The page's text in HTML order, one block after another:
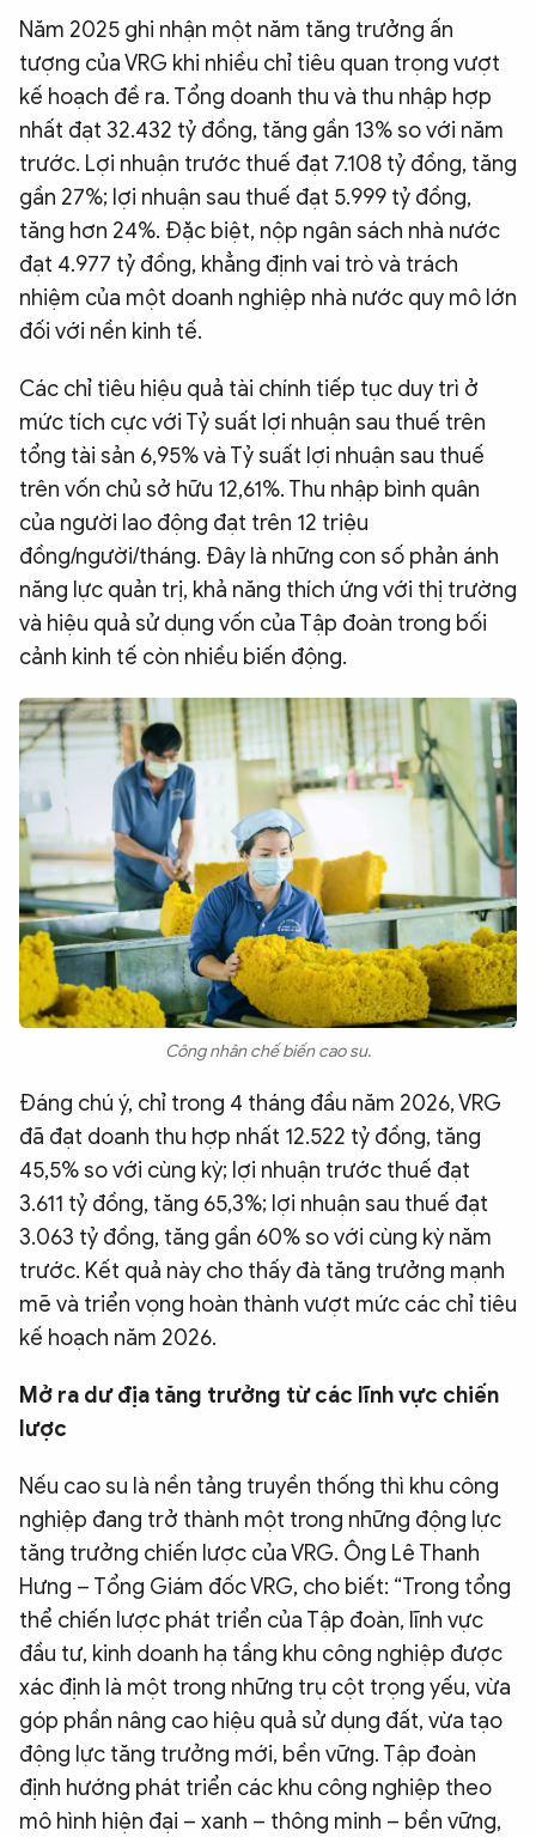
Năm 2025 ghi nhận một năm tăng trưởng ấn
tượng của VRG khi nhiều chỉ tiêu quan trọng vượt
kế hoạch đề ra. Tổng doanh thu và thu nhập hợp
nhất đạt 32.432 tỷ đồng, tăng gần 13% so với năm
trước. Lợi nhuận trước thuế đạt 7.108 tỷ đồng, tăng
gần 27%; lợi nhuận sau thuế đạt 5.999 tỷ đồng,
tăng hơn 24%. Đặc biệt, nộp ngân sách nhà nước
đạt 4.977 tỷ đồng, khẳng định vai trò và trách
nhiệm của một doanh nghiệp nhà nước quy mô lớn
đối với nền kinh tế.
Các chỉ tiêu hiệu quả tài chính tiếp tục duy trì ở
mức tích cực với Tỷ suất lợi nhuận sau thuế trên
tổng tài sản 6,95% và Tỷ suất lợi nhuận sau thuế
trên vốn chủ sở hữu 12,61%. Thu nhập bình quân
của người lao động đạt trên 12 triệu
đồng/người/tháng. Đây là những con số phản ánh
năng lực quản trị, khả năng thích ứng với thị trường
và hiệu quả sử dụng vốn của Tập đoàn trong bối
cảnh kinh tế còn nhiều biến động.
Công nhân chế biến cao su.
Đáng chú ý, chỉ trong 4 tháng đầu năm 2026, VRG
đã đạt doanh thu hợp nhất 12.522 tỷ đồng, tăng
45,5% so với cùng kỳ; lợi nhuận trước thuế đạt
3.611 tỷ đồng, tăng 65,3%; lợi nhuận sau thuế đạt
3.063 tỷ đồng, tăng gần 60% so với cùng kỳ năm
trước. Kết quả này cho thấy đà tăng trưởng mạnh
mẽ và triển vọng hoàn thành vượt mức các chỉ tiêu
kế hoạch năm 2026.
Mở ra dư địa tăng trưởng từ các lĩnh vực chiến
lược
Nếu cao su là nền tảng truyền thống thì khu công
nghiệp đang trở thành một trong những động lực
tăng trưởng chiến lược của VRG. Ông Lê Thanh
Hưng – Tổng Giám đốc VRG, cho biết: “Trong tổng
thể chiến lược phát triển của Tập đoàn, lĩnh vực
đầu tư, kinh doanh hạ tầng khu công nghiệp được
xác định là một trong những trụ cột trọng yếu, vừa
góp phần nâng cao hiệu quả sử dụng đất, vừa tạo
động lực tăng trưởng mới, bền vững. Tập đoàn
định hướng phát triển các khu công nghiệp theo
mô hình hiện đại – xanh – thông minh – bền vững,